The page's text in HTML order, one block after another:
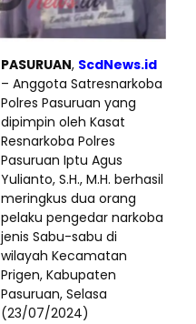
PASURUAN, ScdNews.id
– Anggota Satresnarkoba
Polres Pasuruan yang
dipimpin oleh Kasat
Resnarkoba Polres
Pasuruan Iptu Agus
Yulianto, S.H., M.H. berhasil
meringkus dua orang
pelaku pengedar narkoba
jenis Sabu-sabu di
wilayah Kecamatan
Prigen, Kabupaten
Pasuruan, Selasa
(23/07/2024)